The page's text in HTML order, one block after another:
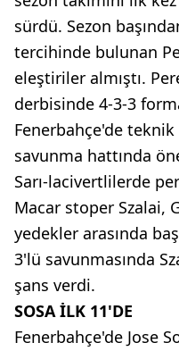
sürdü. Sezon
tercihinde bulunan
eleştiriler almıştı.
derbisinde 4-3-3
Fenerbahçe'de
savunma hattında
Sarı-lacivertlilerde
Macar stoper Szalai,
yedekler arasında
3'lü savunmasında
şans verdi.
SOSA İLK 11'DE
Fenerbahçe'de Jose